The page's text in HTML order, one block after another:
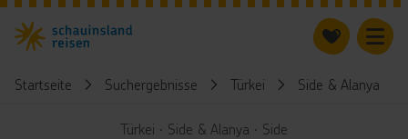
Startseite Suchergebnisse Türkei Side & Alanya
Türkei ∙ Side & Alanya ∙ Side